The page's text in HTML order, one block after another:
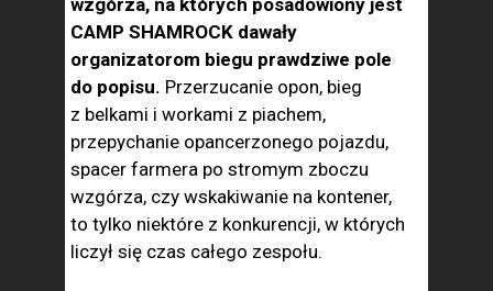
wzgórza, na których posadowiony jest
CAMP SHAMROCK dawały
organizatorom biegu prawdziwe pole
do popisu. Przerzucanie opon, bieg
z belkami i workami z piachem,
przepychanie opancerzonego pojazdu,
spacer farmera po stromym zboczu
wzgórza, czy wskakiwanie na kontener,
to tylko niektóre z konkurencji, w których
liczył się czas całego zespołu.